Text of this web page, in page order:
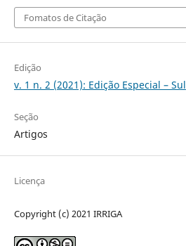
Fomatos de Citação
Edição
v. 1 n. 2 (2021): Edição Especial – Sul
Seção
Artigos
Licença
Copyright (c) 2021 IRRIGA